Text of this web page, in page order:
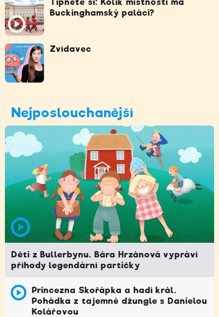
Buckinghamský paláci?
Zvídavec
Nejposlouchanější
Děti z Bullerbynu. Bára Hrzánová vypráví
příhody legendární partičky
Princezna Skořápka a hadí král.
Pohádka z tajemné džungle s Danielou
Kolářovou